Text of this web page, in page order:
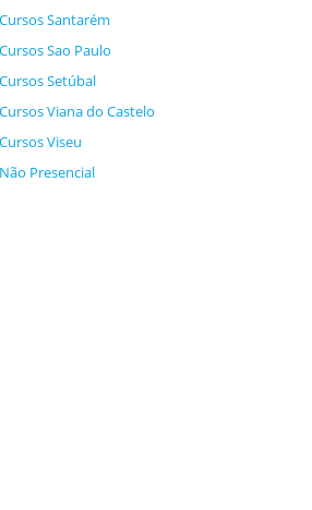
Cursos Santarém
Cursos Sao Paulo
Cursos Setúbal
Cursos Viana do Castelo
Cursos Viseu
Não Presencial